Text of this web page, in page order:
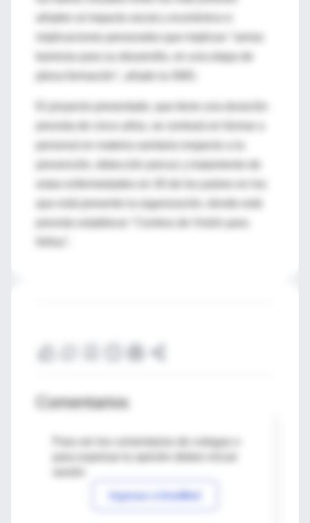
barreras para su desarrollo, en una etapa de
que está presente la organización, donde está
Comentarios
Para ver los comentarios de colegas o
Ingresar a IntraMed